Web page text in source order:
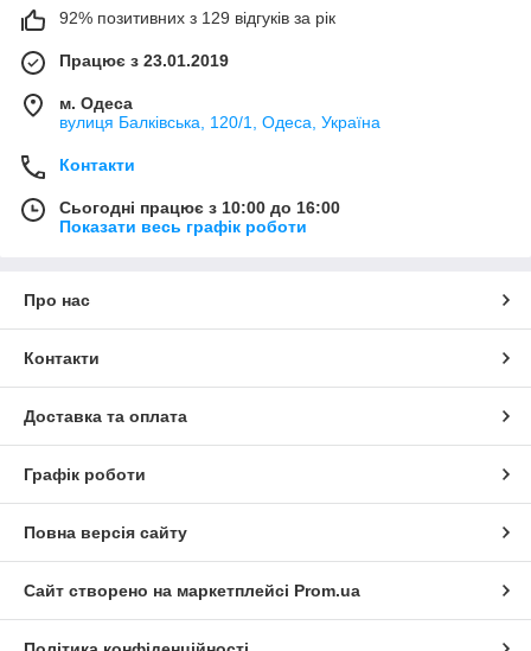
92% позитивних з 129 відгуків за рік
Працює з 23.01.2019
м. Одеса
вулиця Балківська, 120/1, Одеса, Україна
Контакти
Сьогодні працює з 10:00 до 16:00
Показати весь графік роботи
Про нас
Контакти
Доставка та оплата
Графік роботи
Повна версія сайту
Сайт створено на маркетплейсі Prom.ua